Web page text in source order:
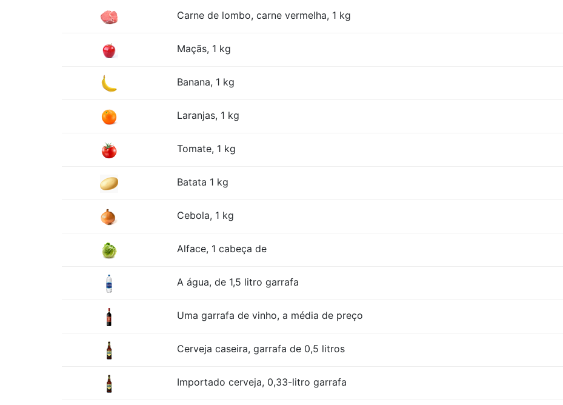
Carne de lombo, carne vermelha, 1 kg
Maçãs, 1 kg
Banana, 1 kg
Laranjas, 1 kg
Tomate, 1 kg
Batata 1 kg
Cebola, 1 kg
Alface, 1 cabeça de
A água, de 1,5 litro garrafa
Uma garrafa de vinho, a média de preço
Cerveja caseira, garrafa de 0,5 litros
Importado cerveja, 0,33-litro garrafa